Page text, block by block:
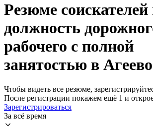
Резюме соискателей
должность
рабочего с полной
занятостью в Агеево
Чтобы видеть все резюме,
После регистрации покажем ещё 1 и
Зарегистрироваться
За всё время